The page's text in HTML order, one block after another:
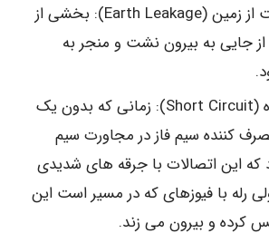
جریانات نشت از زمین (Earth Leakage): بخشی از
جایی به بیرون نشت و منجر به
اتصالات کوتاه (Short Circuit): زمانی که بدون یک
کننده سیم فاز در مجاورت سیم
که این اتصالات با جرقه های شدیدی
رله با فیوزهای که در مسیر است این
کرده و بیرون می زند.